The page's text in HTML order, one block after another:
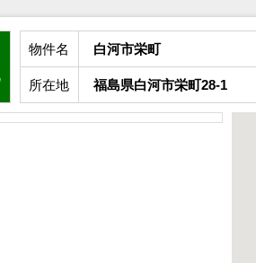
物件名 白河市栄町
所在地 福島県白河市栄町28-1